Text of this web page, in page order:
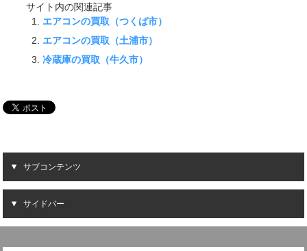
サイト内の関連記事
エアコンの買取（つくば市）
エアコンの買取（土浦市）
冷蔵庫の買取（牛久市）
サブコンテンツ
サイドバー